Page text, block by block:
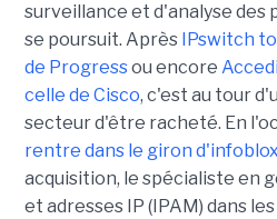
surveillance et d'analyse des
se poursuit. Après IPswitch
de Progressou encore
celle de Cisco, c'est au tour
secteur d'être racheté. En
rentre dans le giron d'infoblox
acquisition, le spécialiste en
et adresses IP (IPAM) dans